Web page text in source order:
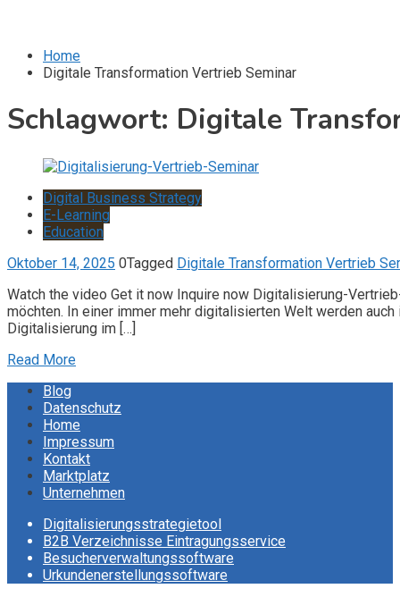
Home
Digitale Transformation Vertrieb Seminar
Schlagwort: Digitale
Digital Business Strategy
E-Learning
Education
Oktober 14, 2025 0Tagged Digitale Transformation Vertrieb
Watch the video Get it now Inquire now Digitalisierung-
möchten. In einer immer mehr digitalisierten Welt werden
Digitalisierung im […]
Read More
Blog
Datenschutz
Home
Impressum
Kontakt
Marktplatz
Unternehmen
Digitalisierungsstrategietool
B2B Verzeichnisse Eintragungsservice
Besucherverwaltungssoftware
Urkundenerstellungssoftware